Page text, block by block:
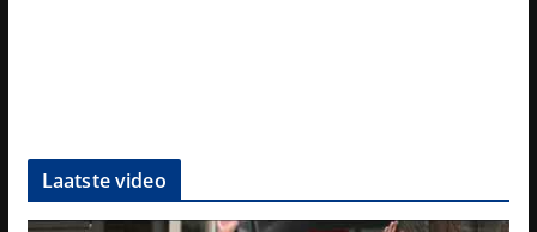
Laatste video